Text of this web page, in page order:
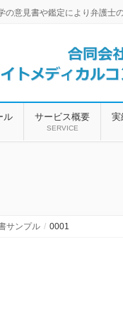
の意見書や鑑定により弁護士
ル サービス概要
SERVICE
実
サンプル 0001